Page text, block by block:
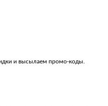
и высылаем промо-коды.